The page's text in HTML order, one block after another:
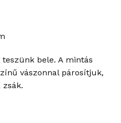
bele. A mintás
vászonnal párosítjuk,
zsák.